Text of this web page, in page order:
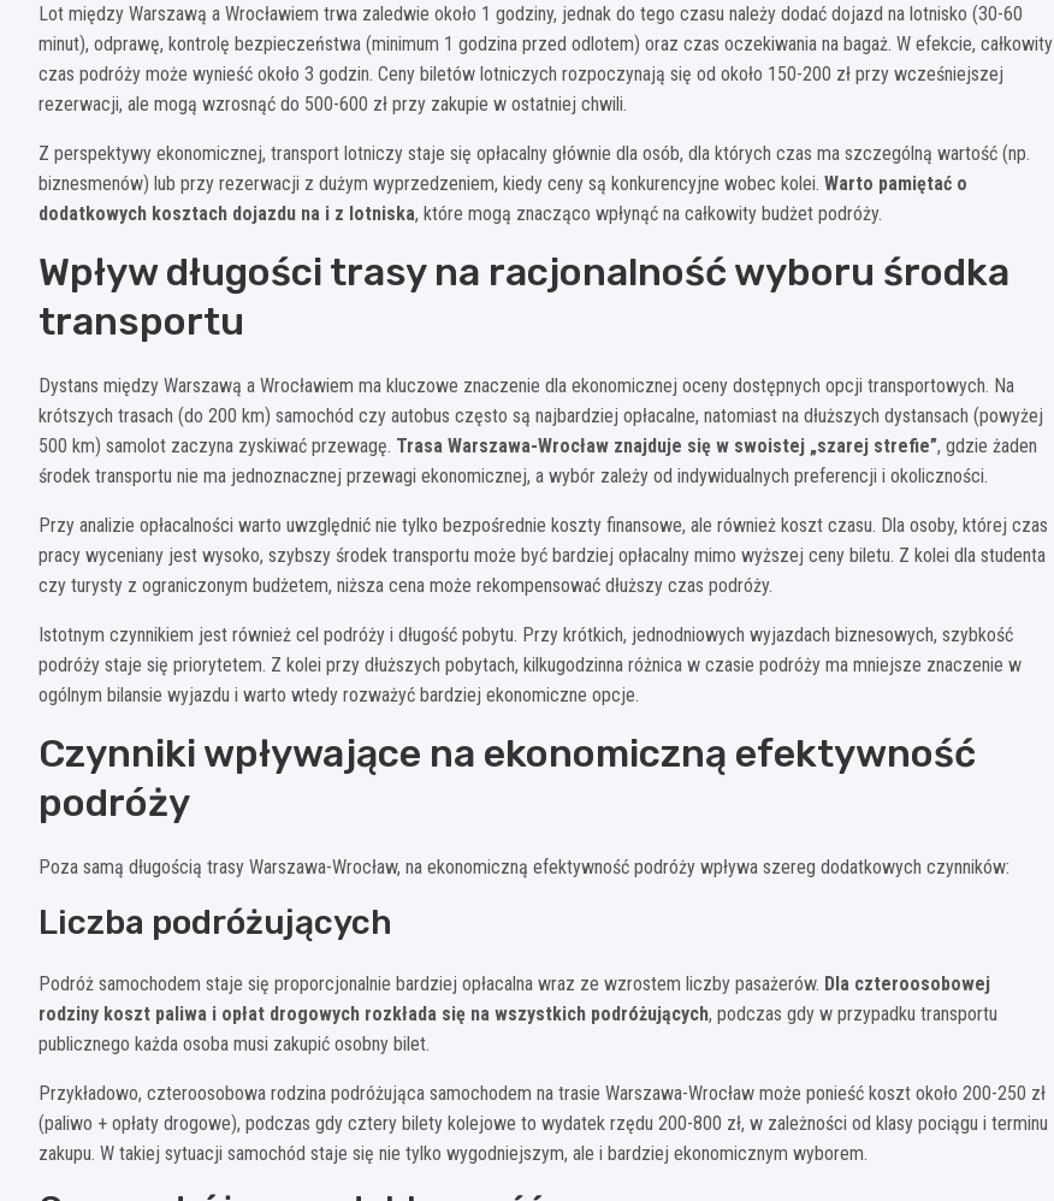
Lot między Warszawą a Wrocławiem trwa zaledwie około 1 godziny, jednak do tego czasu należy dodać dojazd na lotnisko (30-60
minut), odprawę, kontrolę bezpieczeństwa (minimum 1 godzina przed odlotem) oraz czas oczekiwania na bagaż. W efekcie, całkowity
czas podróży może wynieść około 3 godzin. Ceny biletów lotniczych rozpoczynają się od około 150-200 zł przy wcześniejszej
rezerwacji, ale mogą wzrosnąć do 500-600 zł przy zakupie w ostatniej chwili.
Z perspektywy ekonomicznej, transport lotniczy staje się opłacalny głównie dla osób, dla których czas ma szczególną wartość (np.
biznesmenów) lub przy rezerwacji z dużym wyprzedzeniem, kiedy ceny są konkurencyjne wobec kolei. Warto pamiętać o
dodatkowych kosztach dojazdu na i z lotniska, które mogą znacząco wpłynąć na całkowity budżet podróży.
Wpływ długości trasy na racjonalność wyboru środka
transportu
Dystans między Warszawą a Wrocławiem ma kluczowe znaczenie dla ekonomicznej oceny dostępnych opcji transportowych. Na
krótszych trasach (do 200 km) samochód czy autobus często są najbardziej opłacalne, natomiast na dłuższych dystansach (powyżej
500 km) samolot zaczyna zyskiwać przewagę. Trasa Warszawa-Wrocław znajduje się w swoistej „szarej strefie”, gdzie żaden
środek transportu nie ma jednoznacznej przewagi ekonomicznej, a wybór zależy od indywidualnych preferencji i okoliczności.
Przy analizie opłacalności warto uwzględnić nie tylko bezpośrednie koszty finansowe, ale również koszt czasu. Dla osoby, której czas
pracy wyceniany jest wysoko, szybszy środek transportu może być bardziej opłacalny mimo wyższej ceny biletu. Z kolei dla studenta
czy turysty z ograniczonym budżetem, niższa cena może rekompensować dłuższy czas podróży.
Istotnym czynnikiem jest również cel podróży i długość pobytu. Przy krótkich, jednodniowych wyjazdach biznesowych, szybkość
podróży staje się priorytetem. Z kolei przy dłuższych pobytach, kilkugodzinna różnica w czasie podróży ma mniejsze znaczenie w
ogólnym bilansie wyjazdu i warto wtedy rozważyć bardziej ekonomiczne opcje.
Czynniki wpływające na ekonomiczną efektywność
podróży
Poza samą długością trasy Warszawa-Wrocław, na ekonomiczną efektywność podróży wpływa szereg dodatkowych czynników:
Liczba podróżujących
Podróż samochodem staje się proporcjonalnie bardziej opłacalna wraz ze wzrostem liczby pasażerów. Dla czteroosobowej
rodziny koszt paliwa i opłat drogowych rozkłada się na wszystkich podróżujących, podczas gdy w przypadku transportu
publicznego każda osoba musi zakupić osobny bilet.
Przykładowo, czteroosobowa rodzina podróżująca samochodem na trasie Warszawa-Wrocław może ponieść koszt około 200-250 zł
(paliwo + opłaty drogowe), podczas gdy cztery bilety kolejowe to wydatek rzędu 200-800 zł, w zależności od klasy pociągu i terminu
zakupu. W takiej sytuacji samochód staje się nie tylko wygodniejszym, ale i bardziej ekonomicznym wyborem.